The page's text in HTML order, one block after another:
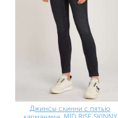
Джинсы скинни с пятью